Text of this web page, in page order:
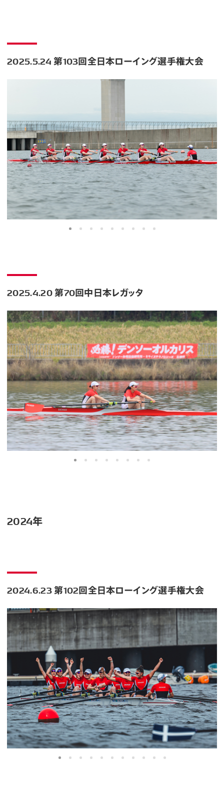
2025.5.24 第103回全日本ローイング選手権大会
2025.4.20 第70回中日本レガッタ
2024年
2024.6.23 第102回全日本ローイング選手権大会